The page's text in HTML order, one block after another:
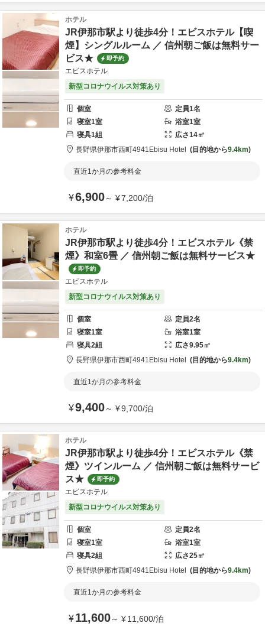
ホテル
JR伊那市駅より徒歩4分！エビスホテル【喫
煙】シングルルーム ／ 信州朝ご飯は無料サー
ビス★
即予約
エビスホテル
新型コロナウイルス対策あり
個室 定員1名
寝室1室 浴室1室
寝具1組 広さ14㎡
長野県伊那市西町4941 Ebisu Hotel 目的地から9.4km
直近1か月の参考料金
¥6,900～ ¥7,200/泊
ホテル
JR伊那市駅より徒歩4分！エビスホテル《禁
煙》和室6畳 ／ 信州朝ご飯は無料サービス★
即予約
エビスホテル
新型コロナウイルス対策あり
個室 定員2名
寝室1室 浴室1室
寝具2組 広さ9.95㎡
長野県伊那市西町4941 Ebisu Hotel 目的地から9.4km
直近1か月の参考料金
¥9,400～ ¥9,700/泊
ホテル
JR伊那市駅より徒歩4分！エビスホテル《禁
煙》ツインルーム ／ 信州朝ご飯は無料サービ
ス★
即予約
エビスホテル
新型コロナウイルス対策あり
個室 定員2名
寝室1室 浴室1室
寝具2組 広さ25㎡
長野県伊那市西町4941 Ebisu Hotel 目的地から9.4km
直近1か月の参考料金
¥11,600～ ¥11,600/泊